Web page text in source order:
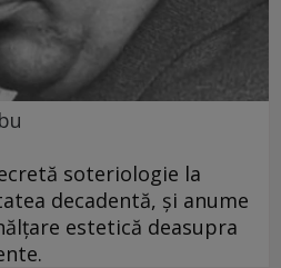
soteriologie la
decadentă, și anume
estetică deasupra